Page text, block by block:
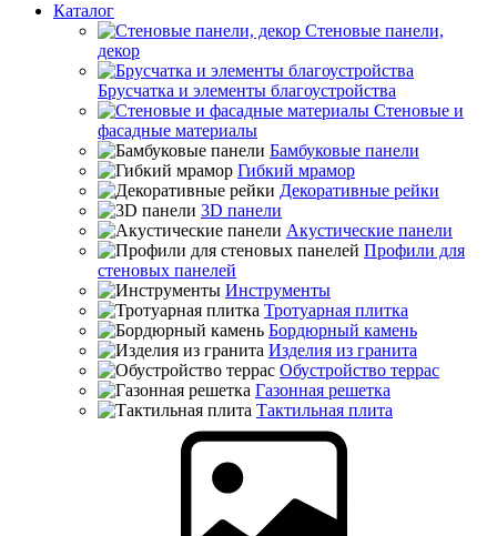
Каталог
Стеновые панели,
декор
Брусчатка и элементы благоустройства
Стеновые и
фасадные материалы
Бамбуковые панели
Гибкий мрамор
Декоративные рейки
3D панели
Акустические панели
Профили для
стеновых панелей
Инструменты
Тротуарная плитка
Бордюрный камень
Изделия из гранита
Обустройство террас
Газонная решетка
Тактильная плита